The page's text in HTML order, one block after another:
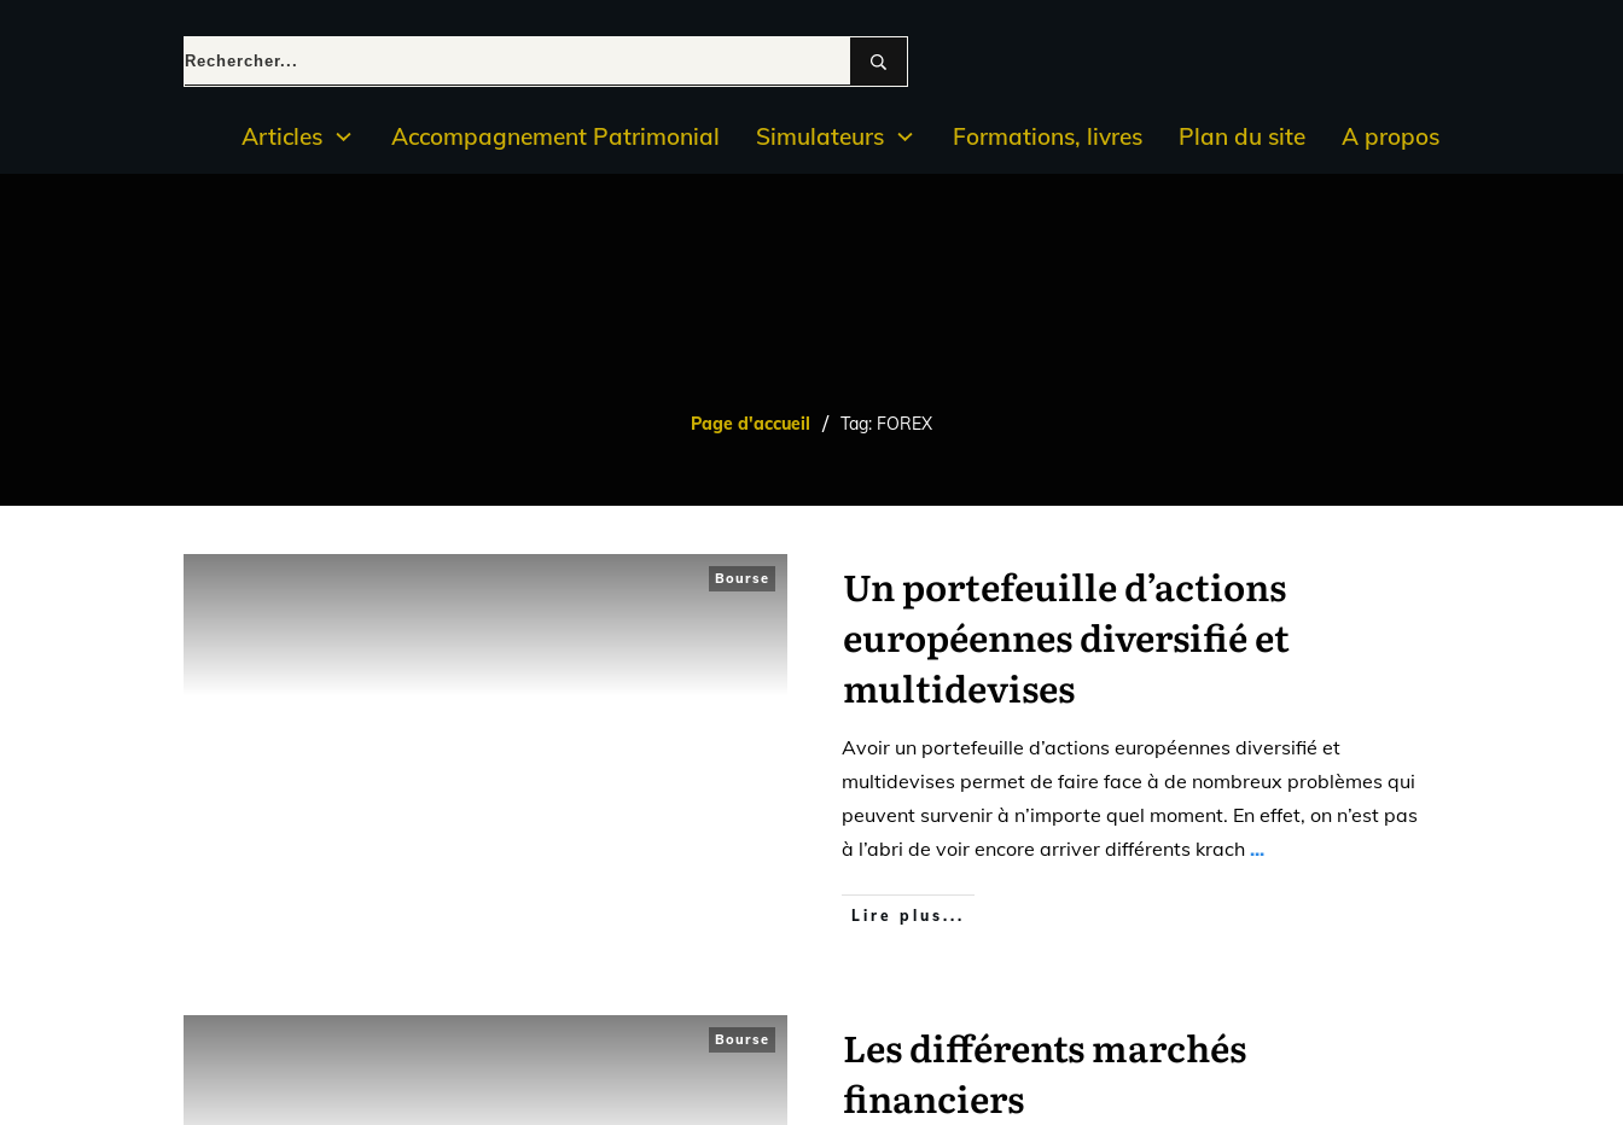
Articles Accompagnement Patrimonial Simulateurs Formations, livres Plan du site A propos
Page d'accueil / Tag: FOREX
Bourse
Un portefeuille d’actions
européennes diversifié et
multidevises
Avoir un portefeuille d’actions européennes diversifié et
multidevises permet de faire face à de nombreux problèmes qui
peuvent survenir à n’importe quel moment. En effet, on n’est pas
à l’abri de voir encore arriver différents krach ...
Lire plus...
Bourse
Les différents marchés
financiers